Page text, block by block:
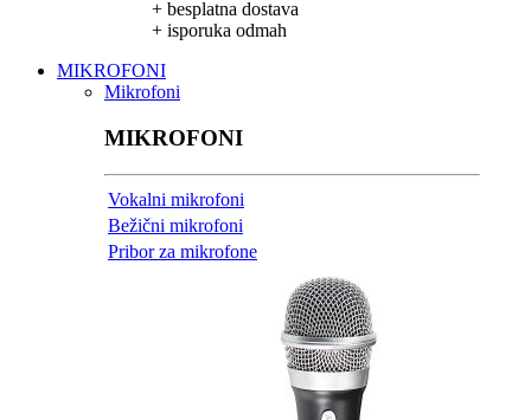
cijena
bila
cijena
je:
+ besplatna dostava
+ isporuka odmah
MIKROFONI
Mikrofoni
MIKROFONI
Vokalni mikrofoni
Bežični mikrofoni
Pribor za mikrofone